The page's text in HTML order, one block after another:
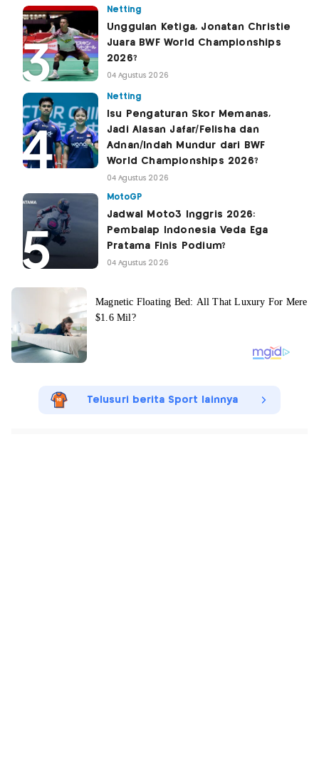
Netting
Unggulan Ketiga, Jonatan Christie
Juara BWF World Championships
2026?
04 Agustus 2026
Netting
Isu Pengaturan Skor Memanas,
Jadi Alasan Jafar/Felisha dan
Adnan/Indah Mundur dari BWF
World Championships 2026?
04 Agustus 2026
MotoGP
Jadwal Moto3 Inggris 2026:
Pembalap Indonesia Veda Ega
Pratama Finis Podium?
04 Agustus 2026
Telusuri berita Sport lainnya